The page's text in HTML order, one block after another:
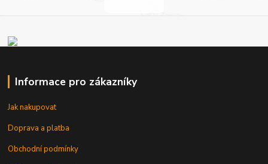
Informace pro zákazníky
Jak nakupovat
Doprava a platba
Obchodní podmínky